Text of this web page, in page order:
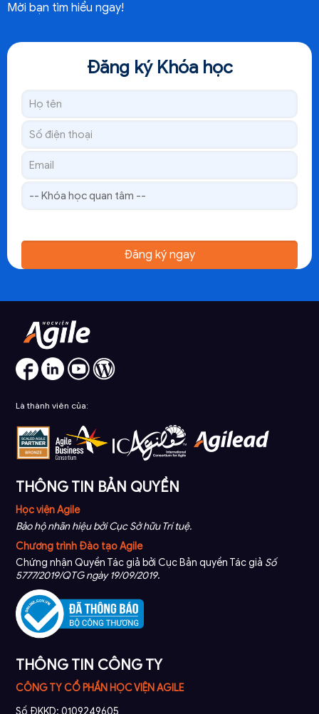
Mời bạn tìm hiểu ngay!
Đăng ký Khóa học
Là thành viên của:
THÔNG TIN BẢN QUYỀN
Học viện Agile
Bảo hộ nhãn hiệu bởi Cục Sở hữu Trí tuệ.
Chương trình Đào tạo Agile
Chứng nhận Quyền Tác giả bởi Cục Bản quyền Tác giả Số
5777/2019/QTG ngày 19/09/2019.
THÔNG TIN CÔNG TY
CÔNG TY CỔ PHẦN HỌC VIỆN AGILE
Số ĐKKD: 0109249605